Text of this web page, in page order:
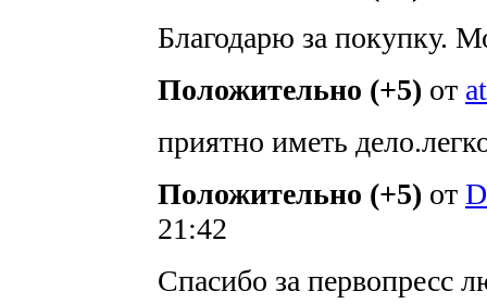
Благодарю за покупку.
Положительно (+5) от
приятно иметь
Положительно (+5) от
21:42
Спасибо за первопресс